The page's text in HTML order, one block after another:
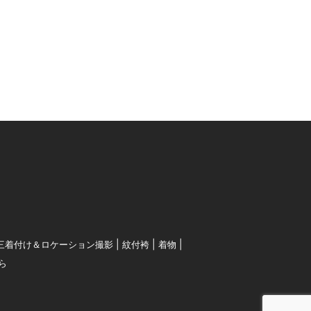
着付け＆ロケーション撮影 紋付袴
着物